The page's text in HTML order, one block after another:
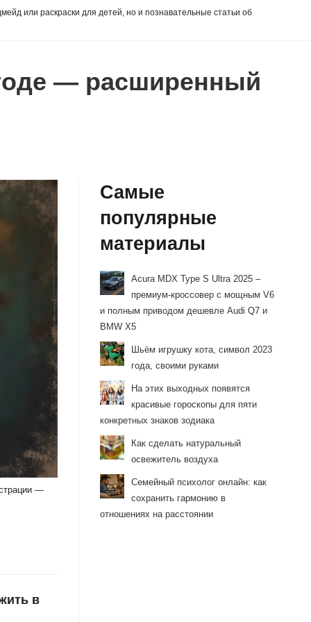
или раскраски для детей, но и познавательные статьи об
— расширенный
—
в
Самые
популярные
материалы
Acura MDX Type S Ultra 2025 –
премиум-кроссовер с мощным V6
и полным приводом дешевле Audi Q7 и
BMW X5
Шьём игрушку кота, символ 2023
года, своими руками
На этих выходных появятся
красивые гороскопы для пяти
конкретных знаков зодиака
Как сделать натуральный
освежитель воздуха
Семейный психолог онлайн: как
сохранить гармонию в
отношениях на расстоянии